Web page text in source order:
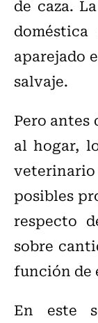
de caza.
aparejado
salvaje.
Pero antes
al hogar,
veterinario
posibles
respecto
sobre
función de
En este